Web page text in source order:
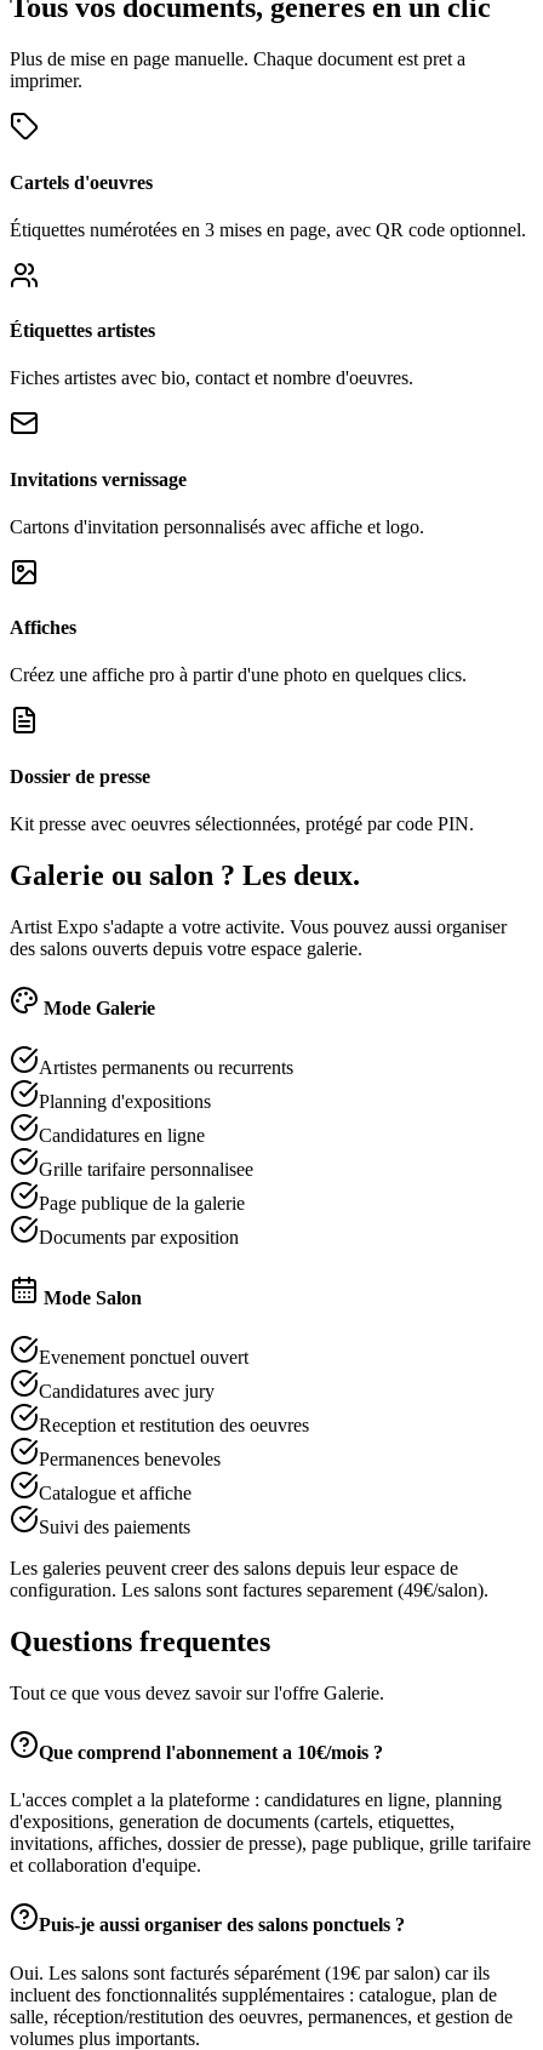
Tous vos documents, generes en un clic
Plus de mise en page manuelle. Chaque document est pret a
imprimer.
Cartels d'oeuvres
Étiquettes numérotées en 3 mises en page, avec QR code optionnel.
Étiquettes artistes
Fiches artistes avec bio, contact et nombre d'oeuvres.
Invitations vernissage
Cartons d'invitation personnalisés avec affiche et logo.
Affiches
Créez une affiche pro à partir d'une photo en quelques clics.
Dossier de presse
Kit presse avec oeuvres sélectionnées, protégé par code PIN.
Galerie ou salon ? Les deux.
Artist Expo s'adapte a votre activite. Vous pouvez aussi organiser
des salons ouverts depuis votre espace galerie.
Mode Galerie
Artistes permanents ou recurrents
Planning d'expositions
Candidatures en ligne
Grille tarifaire personnalisee
Page publique de la galerie
Documents par exposition
Mode Salon
Evenement ponctuel ouvert
Candidatures avec jury
Reception et restitution des oeuvres
Permanences benevoles
Catalogue et affiche
Suivi des paiements
Les galeries peuvent creer des salons depuis leur espace de
configuration. Les salons sont factures separement (49€/salon).
Questions frequentes
Tout ce que vous devez savoir sur l'offre Galerie.
Que comprend l'abonnement a 10€/mois ?
L'acces complet a la plateforme : candidatures en ligne, planning
d'expositions, generation de documents (cartels, etiquettes,
invitations, affiches, dossier de presse), page publique, grille tarifaire
et collaboration d'equipe.
Puis-je aussi organiser des salons ponctuels ?
Oui. Les salons sont facturés séparément (19€ par salon) car ils
incluent des fonctionnalités supplémentaires : catalogue, plan de
salle, réception/restitution des oeuvres, permanences, et gestion de
volumes plus importants.